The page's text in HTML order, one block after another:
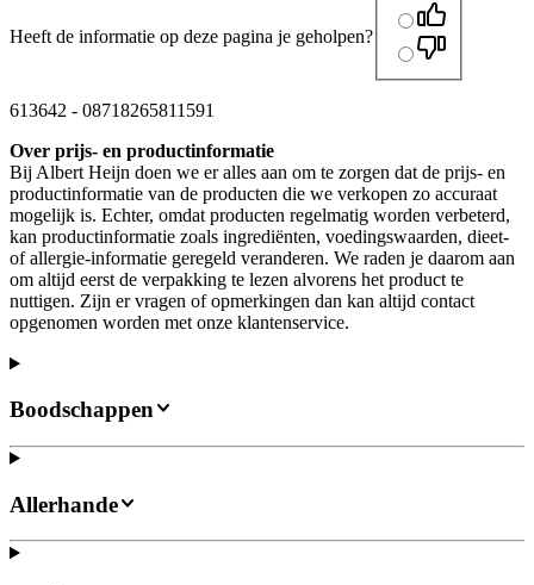
Heeft de informatie op deze pagina je geholpen?
613642 - 08718265811591
Over prijs- en productinformatie
Bij Albert Heijn doen we er alles aan om te zorgen dat de prijs- en
productinformatie van de producten die we verkopen zo accuraat
mogelijk is. Echter, omdat producten regelmatig worden verbeterd,
kan productinformatie zoals ingrediënten, voedingswaarden, dieet-
of allergie-informatie geregeld veranderen. We raden je daarom aan
om altijd eerst de verpakking te lezen alvorens het product te
nuttigen. Zijn er vragen of opmerkingen dan kan altijd contact
opgenomen worden met onze klantenservice.
Boodschappen
Allerhande